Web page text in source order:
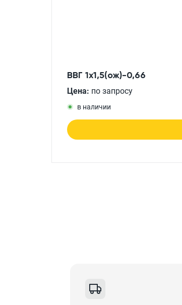
ВВГ 1x1,5(ож)-0,66
Цена: по запросу
в наличии